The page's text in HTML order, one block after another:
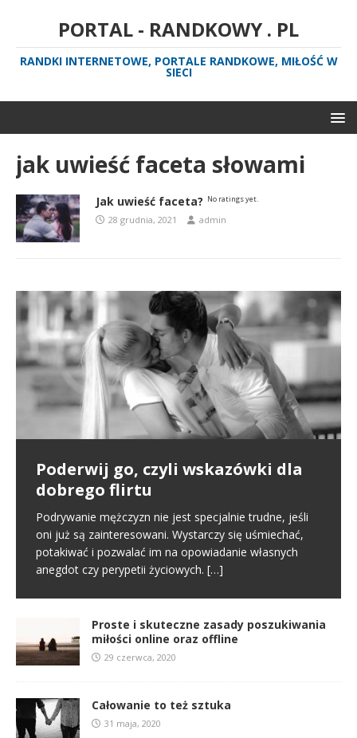
PORTAL - RANDKOWY . PL
RANDKI INTERNETOWE, PORTALE RANDKOWE, MIŁOŚĆ W
SIECI
jak uwieść faceta słowami
Jak uwieść faceta? No ratings yet.
28 grudnia, 2021 admin
Poderwij go, czyli wskazówki dla
dobrego flirtu
Podrywanie mężczyzn nie jest specjalnie trudne, jeśli
oni już są zainteresowani. Wystarczy się uśmiechać,
potakiwać i pozwalać im na opowiadanie własnych
anegdot czy perypetii życiowych. […]
Pierwsze spotkanie
Poznajemy się na portalu randkowym i naszym
pierwszym kontaktem jest randka online. To normalny
schemat we współczesnym świecie. Na tym etapie
tworzy się pierwsze pierwsze[…]
Proste i skuteczne zasady
poszukiwania miłości online oraz
offline
W miłości nic nie jest proste i między innymi dlatego
jest ona tak wspaniała. Nie oznacza to jednak, że
samo zabieranie się za miłość musi
Proste i skuteczne zasady poszukiwania
miłości online oraz offline
29 czerwca, 2020
Całowanie to też sztuka
31 maja, 2020